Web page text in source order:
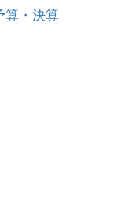
算・決算